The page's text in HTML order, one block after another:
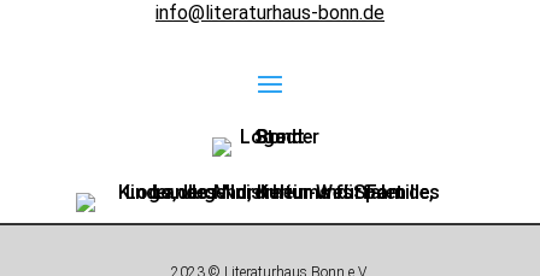
info@literaturhaus-bonn.de
2023 © Literaturhaus Bonn e.V.